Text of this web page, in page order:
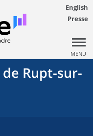
English
Presse
MENU
de Rupt-sur-